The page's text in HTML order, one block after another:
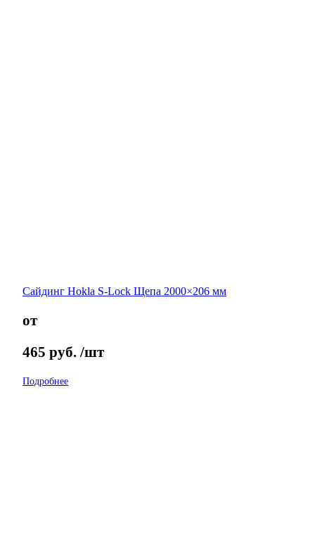
Сайдинг Hokla S-Lock Щепа 2000×206 мм
от
465 руб. /шт
Подробнее